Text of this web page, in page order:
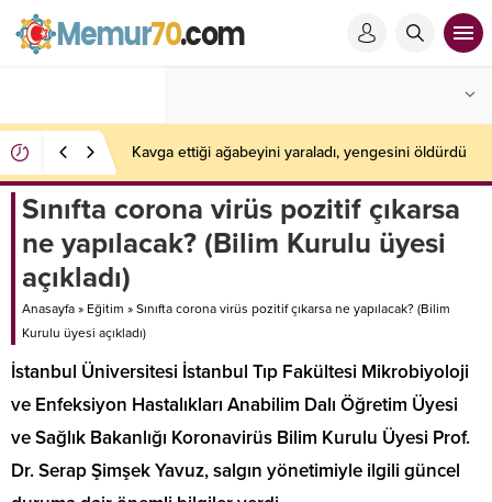
Kavga ettiği ağabeyini yaraladı, yengesini öldürdü
Sınıfta corona virüs pozitif çıkarsa
ne yapılacak? (Bilim Kurulu üyesi
açıkladı)
Anasayfa » Eğitim » Sınıfta corona virüs pozitif çıkarsa ne yapılacak? (Bilim
Kurulu üyesi açıkladı)
İstanbul Üniversitesi İstanbul Tıp Fakültesi Mikrobiyoloji
ve Enfeksiyon Hastalıkları Anabilim Dalı Öğretim Üyesi
ve Sağlık Bakanlığı Koronavirüs Bilim Kurulu Üyesi Prof.
Dr. Serap Şimşek Yavuz, salgın yönetimiyle ilgili güncel